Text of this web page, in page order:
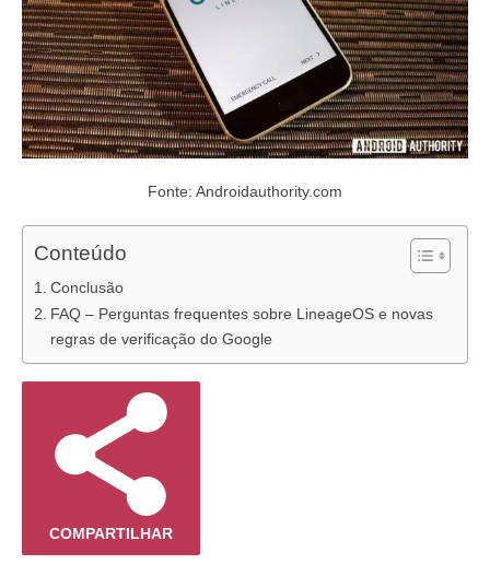
Fonte: Androidauthority.com
Conteúdo
Conclusão
FAQ – Perguntas frequentes sobre LineageOS e novas
regras de verificação do Google
COMPARTILHAR